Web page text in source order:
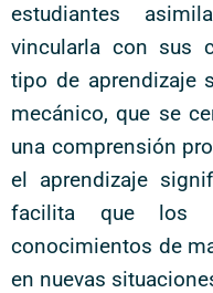
estudiantes
vincularla con sus
tipo de aprendizaje
mecánico, que se
una comprensión
el aprendizaje
facilita que los
conocimientos de
en nuevas